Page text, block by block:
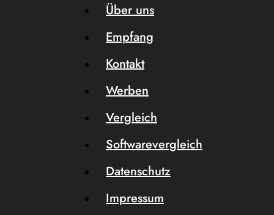
Über uns
Empfang
Kontakt
Werben
Vergleich
Softwarevergleich
Datenschutz
Impressum